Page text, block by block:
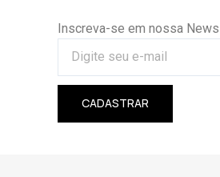
Inscreva-se em nossa
CADASTRAR